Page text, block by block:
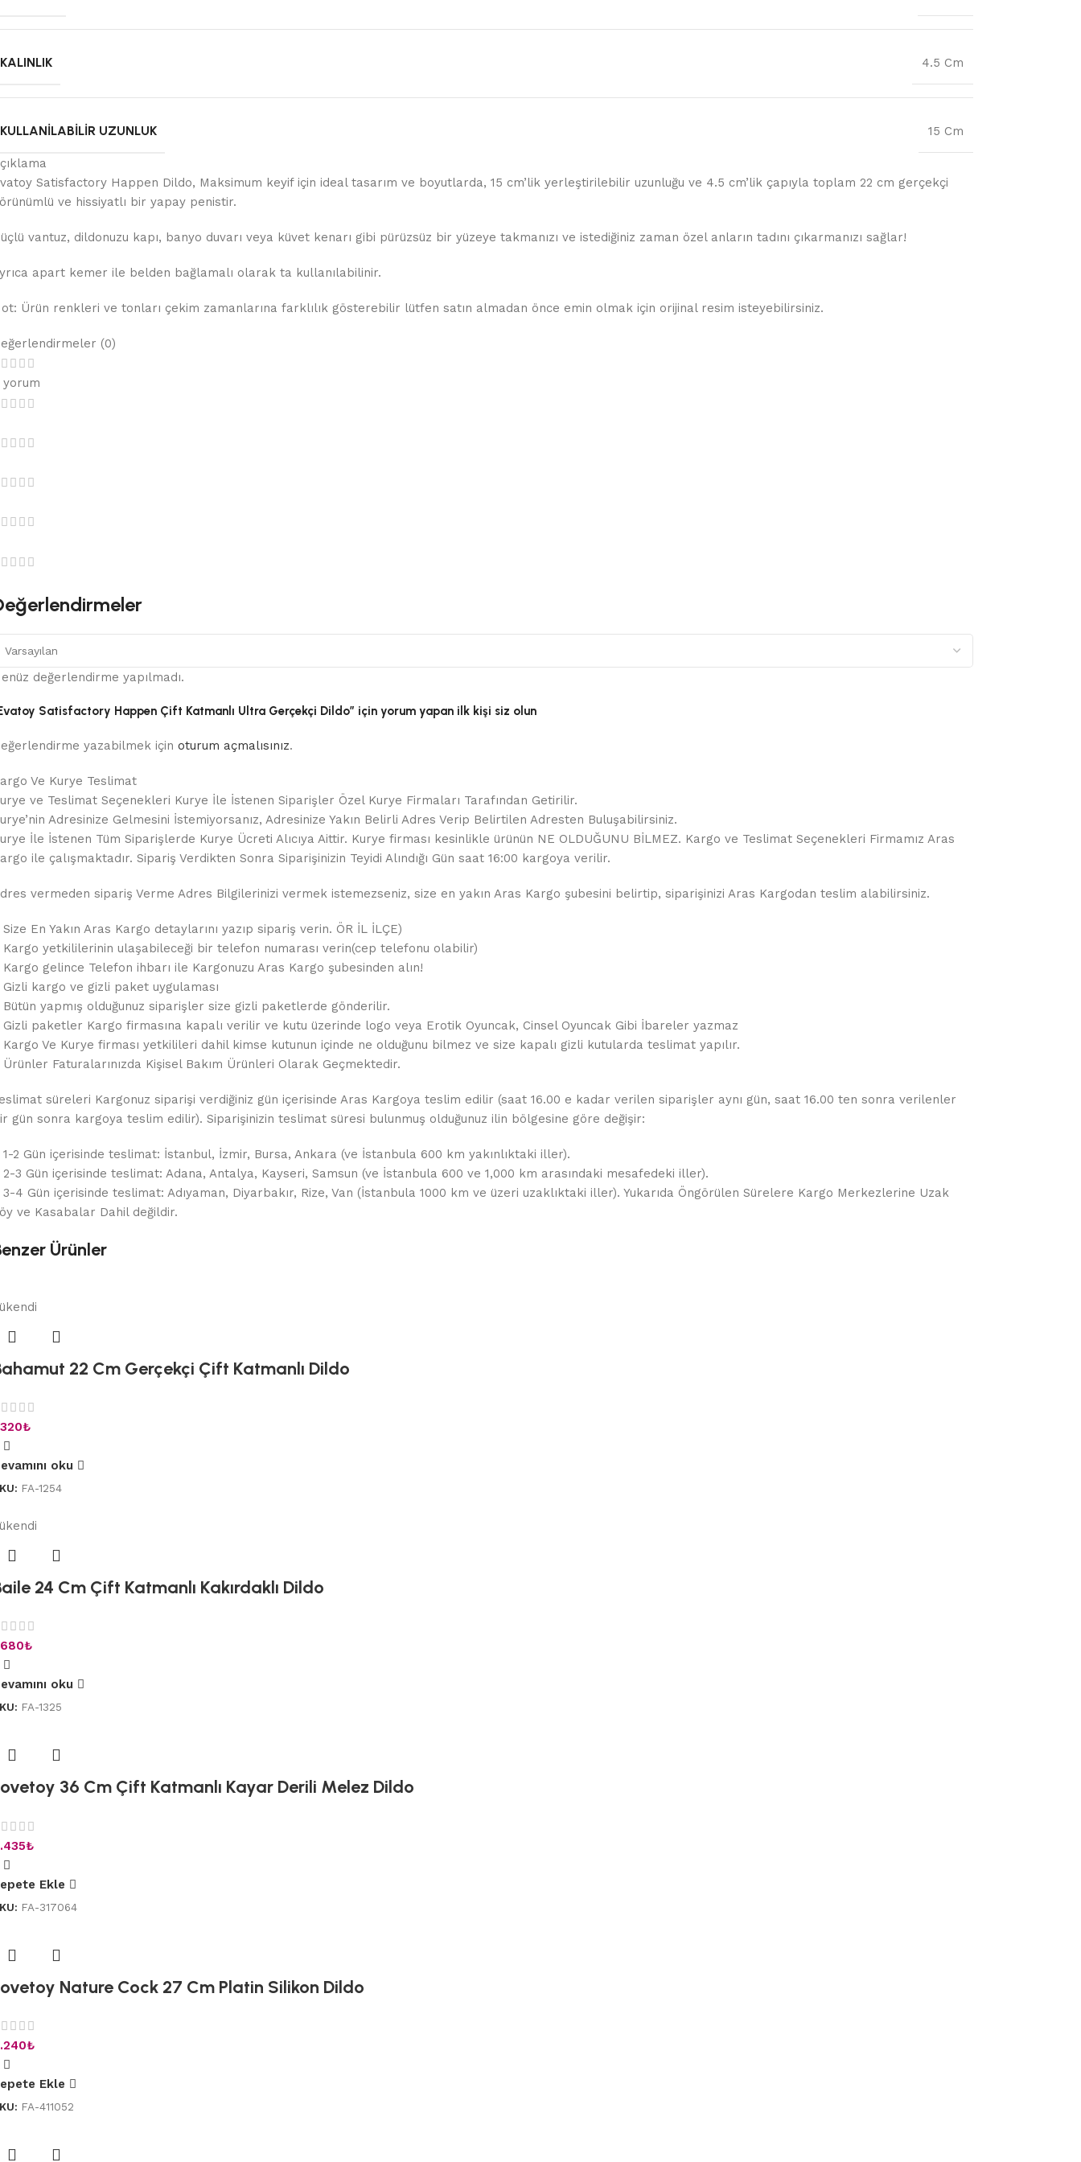
KALINLIK 4.5 Cm
KULLANILABILIR UZUNLUK 15 Cm
Satisfactory Happen Dildo, Maksimum keyif için ideal tasarım ve boyutlarda, 15 cm’lik yerleştirilebilir uzunluğu ve 4.5 cm’lik çapıyla toplam 22 cm gerçekçi
ve hissiyatlı bir yapay penistir.
vantuz, dildonuzu kapı, banyo duvarı veya küvet kenarı gibi pürüzsüz bir yüzeye takmanızı ve istediğiniz zaman özel anların tadını çıkarmanızı sağlar!
apart kemer ile belden bağlamalı olarak ta kullanılabilinir.
Ürün renkleri ve tonları çekim zamanlarına farklılık gösterebilir lütfen satın almadan önce emin olmak için orijinal resim isteyebilirsiniz.
(0)
yorum
değerlendirme yapılmadı.
Satisfactory Happen Çift Katmanlı Ultra Gerçekçi Dildo” için yorum yapan ilk kişi siz olun
yazabilmek için oturum açmalısınız.
Ve Kurye Teslimat
ve Teslimat Seçenekleri Kurye İle İstenen Siparişler Özel Kurye Firmaları Tarafından Getirilir.
Adresinize Gelmesini İstemiyorsanız, Adresinize Yakın Belirli Adres Verip Belirtilen Adresten Buluşabilirsiniz.
İle İstenen Tüm Siparişlerde Kurye Ücreti Alıcıya Aittir. Kurye firması kesinlikle ürünün NE OLDUĞUNU BİLMEZ. Kargo ve Teslimat Seçenekleri Firmamız Aras
ile çalışmaktadır. Sipariş Verdikten Sonra Siparişinizin Teyidi Alındığı Gün saat 16:00 kargoya verilir.
vermeden sipariş Verme Adres Bilgilerinizi vermek istemezseniz, size en yakın Aras Kargo şubesini belirtip, siparişinizi Aras Kargodan teslim alabilirsiniz.
Size En Yakın Aras Kargo detaylarını yazıp sipariş verin. ÖR İL İLÇE)
Kargo yetkililerinin ulaşabileceği bir telefon numarası verin(cep telefonu olabilir)
Kargo gelince Telefon ihbarı ile Kargonuzu Aras Kargo şubesinden alın!
Gizli kargo ve gizli paket uygulaması
Bütün yapmış olduğunuz siparişler size gizli paketlerde gönderilir.
Gizli paketler Kargo firmasına kapalı verilir ve kutu üzerinde logo veya Erotik Oyuncak, Cinsel Oyuncak Gibi İbareler yazmaz
Kargo Ve Kurye firması yetkilileri dahil kimse kutunun içinde ne olduğunu bilmez ve size kapalı gizli kutularda teslimat yapılır.
Ürünler Faturalarınızda Kişisel Bakım Ürünleri Olarak Geçmektedir.
süreleri Kargonuz siparişi verdiğiniz gün içerisinde Aras Kargoya teslim edilir (saat 16.00 e kadar verilen siparişler aynı gün, saat 16.00 ten sonra verilenler
gün sonra kargoya teslim edilir). Siparişinizin teslimat süresi bulunmuş olduğunuz ilin bölgesine göre değişir:
1-2 Gün içerisinde teslimat: İstanbul, İzmir, Bursa, Ankara (ve İstanbula 600 km yakınlıktaki iller).
2-3 Gün içerisinde teslimat: Adana, Antalya, Kayseri, Samsun (ve İstanbula 600 ve 1,000 km arasındaki mesafedeki iller).
3-4 Gün içerisinde teslimat: Adıyaman, Diyarbakır, Rize, Van (İstanbula 1000 km ve üzeri uzaklıktaki iller). Yukarıda Öngörülen Sürelere Kargo Merkezlerine Uzak
ve Kasabalar Dahil değildir.
Ürünler
22 Cm Gerçekçi Çift Katmanlı Dildo
₺
oku
FA-1254
24 Cm Çift Katmanlı Kakırdaklı Dildo
₺
oku
FA-1325
36 Cm Çift Katmanlı Kayar Derili Melez Dildo
₺
Ekle
FA-317064
Nature Cock 27 Cm Platin Silikon Dildo
₺
Ekle
FA-411052